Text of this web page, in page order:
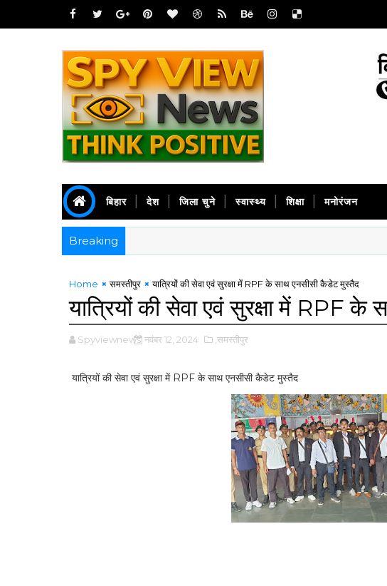
बिहार देश जिला चुने स्वास्थ्य शिक्षा मनोरंजन
Breaking
Home समस्तीपुर यात्रियों की सेवा एवं सुरक्षा में RPF के साथ एनसीसी कैडेट मुस्तैद
यात्रियों की सेवा एवं सुरक्षा में RPF
Spyviewnews नवंबर 12, 2024 ,समस्तीपुर
यात्रियों की सेवा एवं सुरक्षा में RPF के साथ एनसीसी कैडेट मुस्तैद